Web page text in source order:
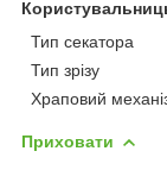
Тип секатора
Тип зрізу
Храповий
Приховати